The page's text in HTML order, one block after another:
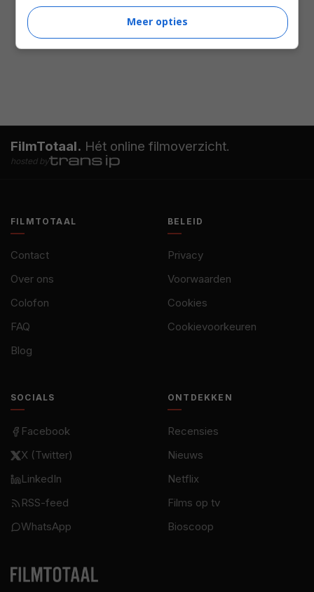
FilmTotaal. Hét online filmoverzicht.
hosted by
FILMTOTAAL
Contact
Over ons
Colofon
FAQ
Blog
BELEID
Privacy
Voorwaarden
Cookies
Cookievoorkeuren
SOCIALS
Facebook
X (Twitter)
LinkedIn
RSS-feed
WhatsApp
ONTDEKKEN
Recensies
Nieuws
Netflix
Films op tv
Bioscoop
Meer opties